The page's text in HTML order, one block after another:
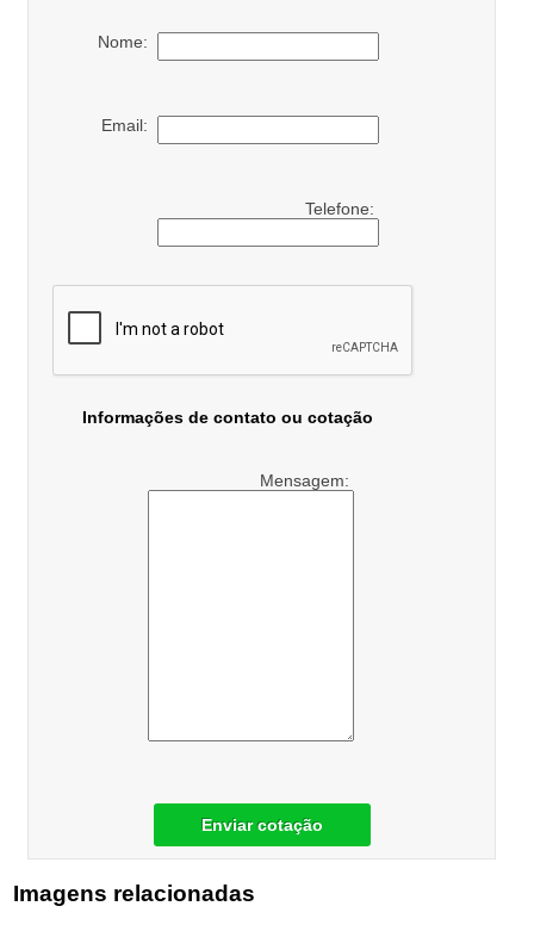
Nome:
Email:
Telefone:
Informações de contato ou cotação
Mensagem:
Enviar cotação
Imagens relacionadas